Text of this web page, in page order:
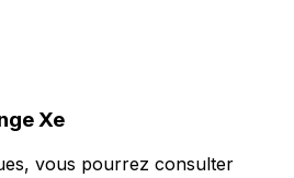
Xe
vous pourrez consulter